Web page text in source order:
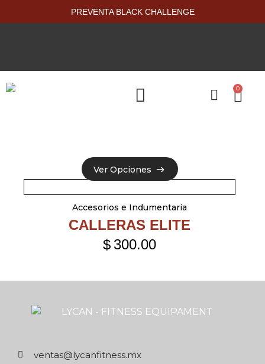
PREVENTA BLACK CHALLENGE
0
Ver Opciones
Ver Opciones
Accesorios e Indumentaria
CALLERAS ELITE
$ 300.00
xm.ssentifnacyl@satnev